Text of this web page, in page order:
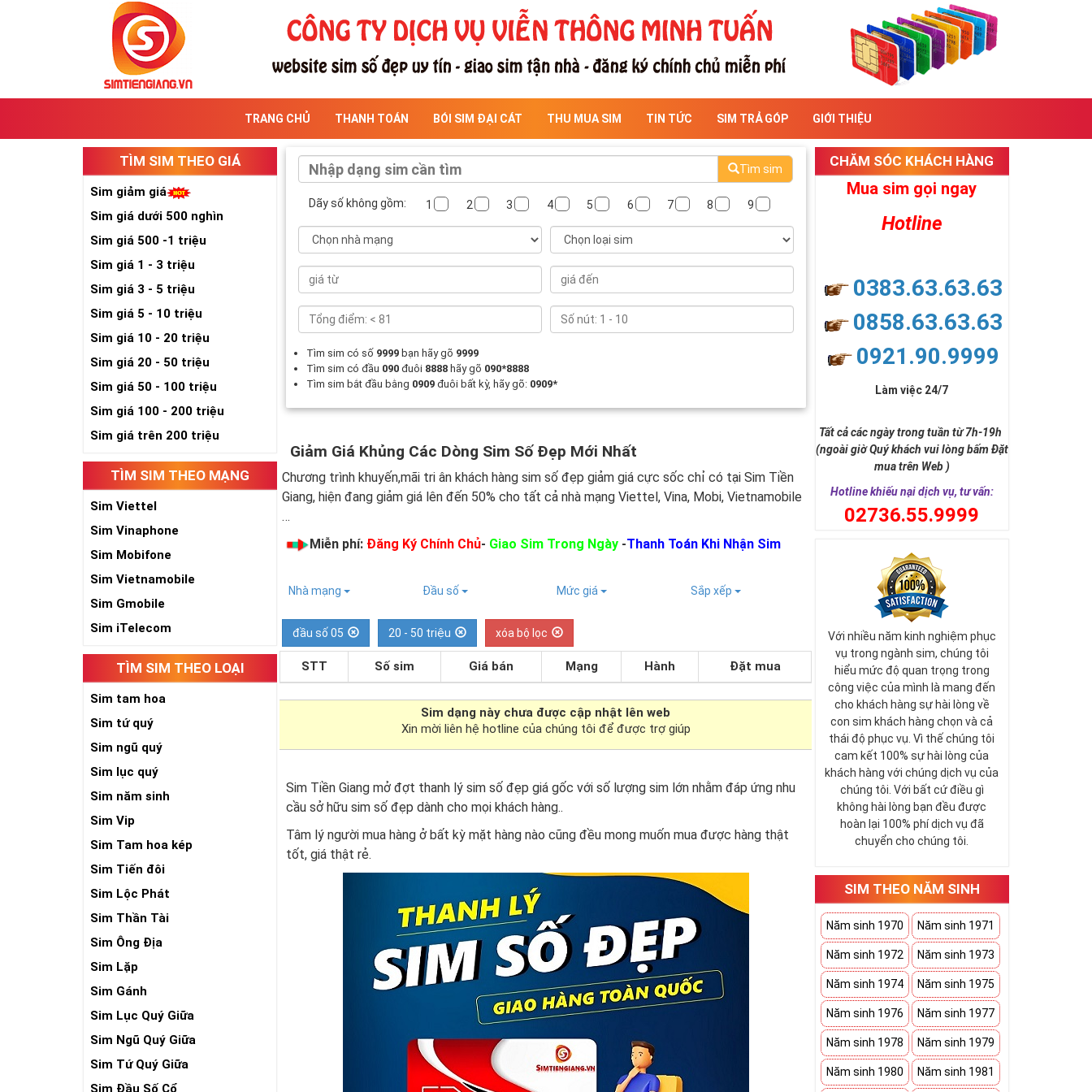
TRANG CHỦ THANH TOÁN BÓI SIM ĐẠI CÁT THU MUA SIM TIN TỨC SIM TRẢ GÓP GIỚI THIỆU
TÌM SIM THEO GIÁ
Sim giảm giá
Sim giá dưới 500 nghìn
Sim giá 500 -1 triệu
Sim giá 1 - 3 triệu
Sim giá 3 - 5 triệu
Sim giá 5 - 10 triệu
Sim giá 10 - 20 triệu
Sim giá 20 - 50 triệu
Sim giá 50 - 100 triệu
Sim giá 100 - 200 triệu
Sim giá trên 200 triệu
TÌM SIM THEO MẠNG
Sim Viettel
Sim Vinaphone
Sim Mobifone
Sim Vietnamobile
Sim Gmobile
Sim iTelecom
TÌM SIM THEO LOẠI
Sim tam hoa
Sim tứ quý
Sim ngũ quý
Sim lục quý
Sim năm sinh
Sim Vip
Sim Tam hoa kép
Sim Tiến đôi
Sim Lộc Phát
Sim Thần Tài
Sim Ông Địa
Sim Lặp
Sim Gánh
Sim Lục Quý Giữa
Sim Ngũ Quý Giữa
Sim Tứ Quý Giữa
Sim Đầu Số Cổ
Tìm sim
Dãy số không gồm: 1 2 3 4 5 6 7 8 9
Tìm sim có số 9999 bạn hãy gõ 9999
Tìm sim có đầu 090đuôi 8888 hãy gõ 090*8888
Tìm sim bắt đầu bằng 0909 đuôi bất kỳ, hãy gõ: 0909*
Giảm Giá Khủng Các Dòng Sim Số Đẹp Mới Nhất
Chương trình khuyến,mãi tri ân khách hàng sim số đẹp giảm giá cực sốc chỉ có tại Sim Tiền
Giang, hiện đang giảm giá lên đến 50% cho tất cả nhà mạng Viettel, Vina, Mobi, Vietnamobile
…
Miễn phí: Đăng Ký Chính Chủ- Giao Sim Trong Ngày -Thanh Toán Khi Nhận Sim
Nhà mạng Đầu số Mức giá Sắp xếp
đầu số 05 20 - 50 triệu xóa bộ lọc
STT Số sim Giá bán Mạng Hành Đặt mua
Sim dạng này chưa được cập nhật lên web
Xin mời liên hệ hotline của chúng tôi để được trợ giúp
Sim Tiền Giang mở đợt thanh lý sim số đẹp giá gốc với số lượng sim lớn nhằm đáp ứng nhu
cầu sở hữu sim số đẹp dành cho mọi khách hàng..
Tâm lý người mua hàng ở bất kỳ mặt hàng nào cũng đều mong muốn mua được hàng thật
tốt, giá thật rẻ.
CHĂM SÓC KHÁCH HÀNG
Mua sim gọi ngay
Hotline
0383.63.63.63
0858.63.63.63
0921.90.9999
Làm việc 24/7
Tất cả các ngày trong tuần từ 7h-19h
(ngoài giờ Quý khách vui lòng bấm Đặt
mua trên Web )
Hotline khiếu nại dịch vụ, tư vấn:
02736.55.9999
Với nhiều năm kinh nghiệm phục
vụ trong ngành sim, chúng tôi
hiểu mức độ quan trọng trong
công việc của mình là mang đến
cho khách hàng sự hài lòng về
con sim khách hàng chọn và cả
thái độ phục vụ. Vì thế chúng tôi
cam kết 100% sự hài lòng của
khách hàng với chúng dịch vụ của
chúng tôi. Với bất cứ điều gì
không hài lòng bạn đều được
hoàn lại 100% phí dịch vụ đã
chuyển cho chúng tôi.
SIM THEO NĂM SINH
Năm sinh 1970 Năm sinh 1971
Năm sinh 1972 Năm sinh 1973
Năm sinh 1974 Năm sinh 1975
Năm sinh 1976 Năm sinh 1977
Năm sinh 1978 Năm sinh 1979
Năm sinh 1980 Năm sinh 1981